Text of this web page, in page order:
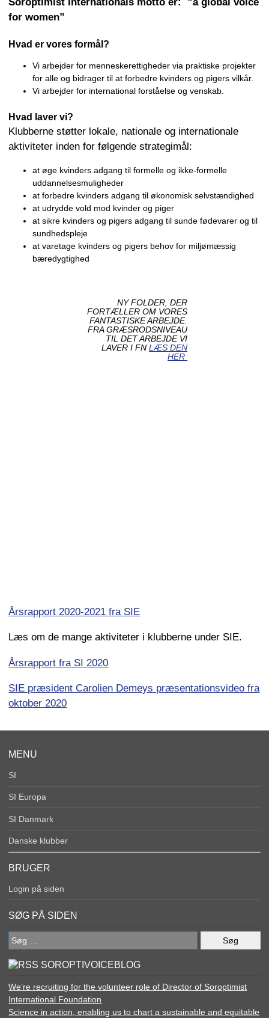
for women”
Hvad er vores formål?
Vi arbejder for menneskerettigheder via praktiske projekter
for alle og bidrager til at forbedre kvinders og pigers vilkår.
Vi arbejder for international forståelse og venskab.
Hvad laver vi?
Klubberne støtter lokale, nationale og internationale
aktiviteter inden for følgende strategimål:
at øge kvinders adgang til formelle og ikke-formelle
uddannelsesmuligheder
at forbedre kvinders adgang til økonomisk selvstændighed
at udrydde vold mod kvinder og piger
at sikre kvinders og pigers adgang til sunde fødevarer og til
sundhedspleje
at varetage kvinders og pigers behov for miljømæssig
bæredygtighed
NY FOLDER, DER
FORTÆLLER OM VORES
FANTASTISKE ARBEJDE.
FRA GRÆSRODSNIVEAU
TIL DET ARBEJDE VI
LAVER I FNLÆS DEN
HER
Årsrapport 2020-2021 fra SIE
Læs om de mange aktiviteter i klubberne under SIE.
Årsrapport fra SI 2020
SIE præsident Carolien Demeys præsentationsvideo fra
oktober 2020
MENU
SI
SI Europa
SI Danmark
Danske klubber
BRUGER
Login på siden
SØG PÅ SIDEN
Søg
efter:
SOROPTIVOICEBLOG
We’re recruiting for the volunteer role of Director of Soroptimist
International Foundation
Science in action, enabling us to chart a sustainable and equitable